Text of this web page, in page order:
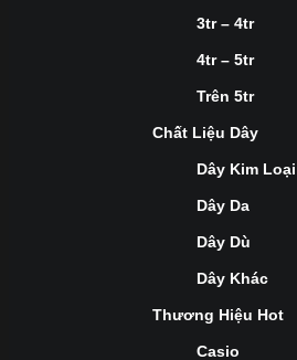
3tr – 4tr
4tr – 5tr
Trên 5tr
Chất Liệu Dây
Dây Kim Loại
Dây Da
Dây Dù
Dây Khác
Thương Hiệu Hot
Casio